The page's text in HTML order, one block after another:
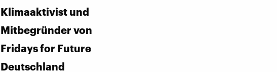
Klimaaktivist und
Mitbegründer von
Fridays for Future
Deutschland